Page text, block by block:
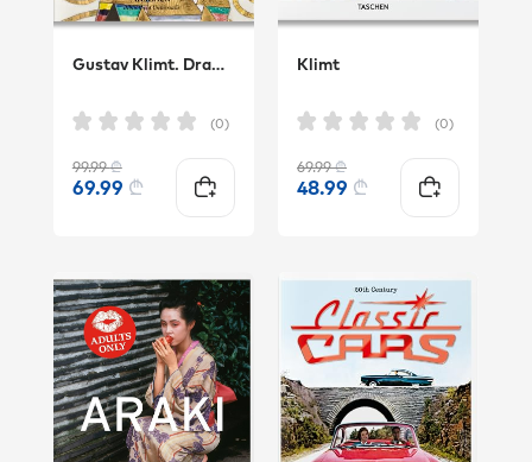
Gustav Klimt. Drawings and Paintings
(0)
99.99₾
69.99 ₾
Klimt
(0)
69.99₾
48.99 ₾